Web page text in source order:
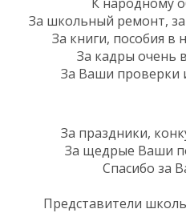
За школьный ремонт, за
За книги, пособия в
За кадры очень
За Ваши проверки
За праздники,
За щедрые Ваши
Спасибо за
Представители